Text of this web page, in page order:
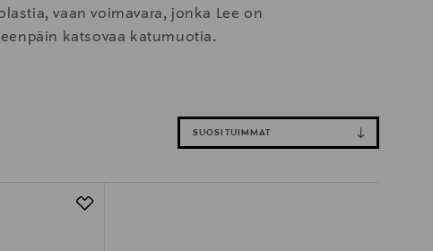
vaan voimavara, jonka Lee on
katsovaa katumuotia.
SUOSITUIMMAT